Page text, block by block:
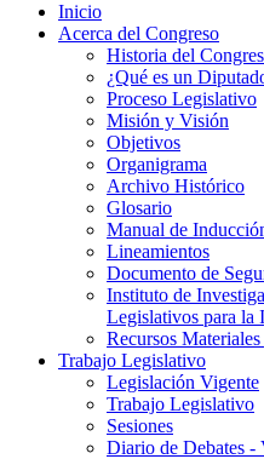
Inicio
Acerca del Congreso
Historia del
¿Qué es un
Proceso Legislativo
Misión y Visión
Objetivos
Organigrama
Archivo Histórico
Glosario
Manual de
Lineamientos
Documento de
Instituto de
Legislativos para la
Recursos
Trabajo Legislativo
Legislación Vigente
Trabajo Legislativo
Sesiones
Diario de Debates -